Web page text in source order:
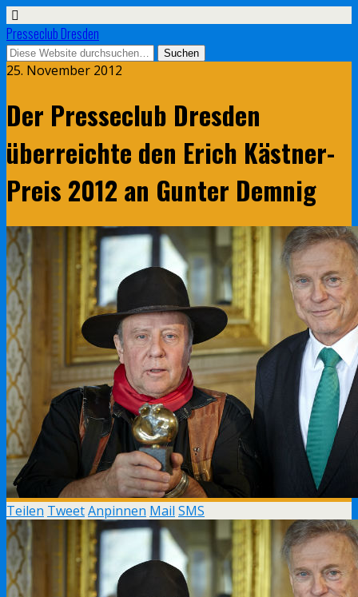
Presseclub Dresden
25. November 2012
Der Presseclub Dresden
überreichte den Erich Kästner-
Preis 2012 an Gunter Demnig
Teilen TweetAnpinnen Mail SMS